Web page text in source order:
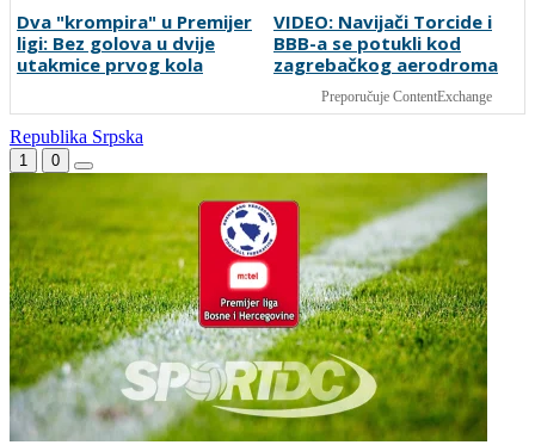
Dva "krompira" u Premijer
ligi: Bez golova u dvije
utakmice prvog kola
VIDEO: Navijači Torcide i
BBB-a se potukli kod
zagrebačkog aerodroma
Preporučuje ContentExchange
Republika Srpska
1 0